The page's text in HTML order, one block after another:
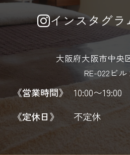
インスタグラ
大阪府大阪市中央
RE-022ビル
《営業時間》
10:00〜19:00
《定休日》
不定休